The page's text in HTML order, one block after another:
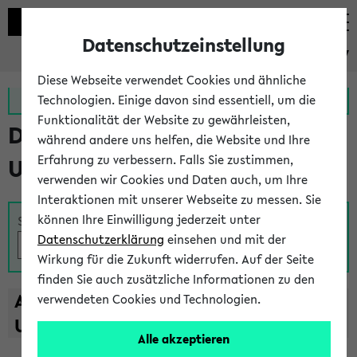
eKVV
Zur MeineUni App Zum MeineUni Portal
Das Lehrangebot der
Universität Bielefeld
Suche
A B C D E F G H I J K L M N O
U
V W X Y
Z
Datenschutzeinstellung
Diese Webseite verwendet Cookies und ähnliche
Technologien. Einige davon sind essentiell, um die
Funktionalität der Website zu gewährleisten,
während andere uns helfen, die Website und Ihre
Erfahrung zu verbessern. Falls Sie zustimmen,
verwenden wir Cookies und Daten auch, um Ihre
Interaktionen mit unserer Webseite zu messen. Sie
können Ihre Einwilligung jederzeit unter
Datenschutzerklärung einsehen und mit der
Wirkung für die Zukunft widerrufen. Auf der Seite
finden Sie auch zusätzliche Informationen zu den
verwendeten Cookies und Technologien.
Alle akzeptieren